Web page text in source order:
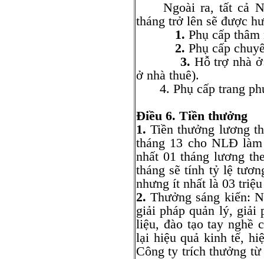
Ngoài ra, tất cả
tháng trở lên sẽ được
1. Phụ cấp
2. Phụ cấp
3. Hỗ trợ nhà
ở nhà thuê).
4. Phụ cấp trang
Điều 6. Tiền thưởng
1. Tiền thưởng lương
tháng 13 cho NLĐ
nhất 01 tháng lương
tháng sẽ tính tỷ lệ
nhưng ít nhất là 03
2. Thưởng sáng kiến:
giải pháp quản lý, giải
liệu, đào tạo tay nghề
lại hiệu quả kinh tế,
Công ty trích thưởng